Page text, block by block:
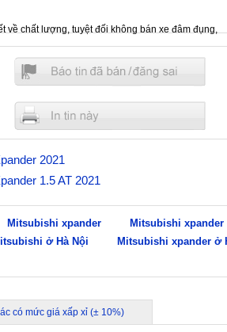
về chất lượng, tuyệt đối không bán xe đâm đụng,
nghiệp, tư vấn tận tình, chu đáo, đáp ứng
2021
1.5 AT 2021
Mitsubishi xpander Mitsubishi xpander
ở Hà Nội Mitsubishi xpander ở
có mức giá xấp xỉ (± 10%)